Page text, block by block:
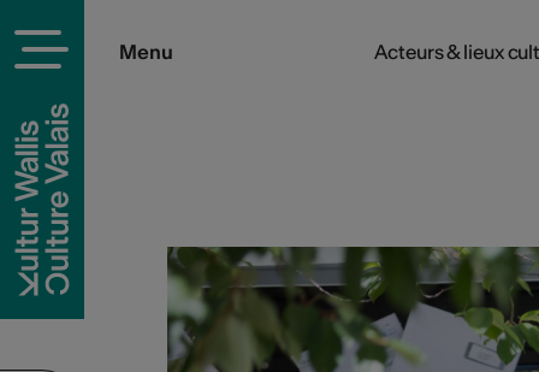
Menu Acteurs & lieux